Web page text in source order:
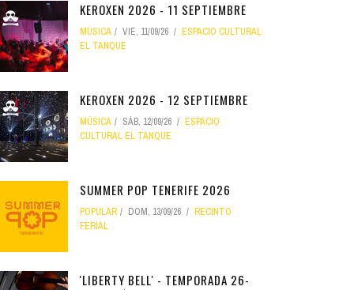
KEROXEN 2026 - 11 SEPTIEMBRE
MÚSICA VIE, 11/09/26
ESPACIO CULTURAL
EL TANQUE
KEROXEN 2026 - 12 SEPTIEMBRE
MÚSICA SÁB, 12/09/26
ESPACIO
CULTURAL EL TANQUE
SUMMER POP TENERIFE 2026
POPULAR DOM, 13/09/26
RECINTO
FERIAL
'LIBERTY BELL' - TEMPORADA 26-